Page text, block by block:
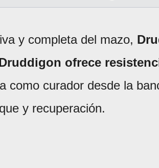
y completa del mazo,
ofrece
como curador desde la
y recuperación.